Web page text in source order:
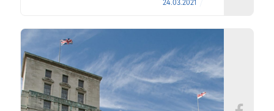
24.03.2021